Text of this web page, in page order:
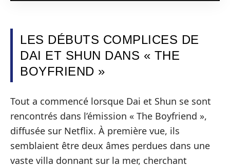
LES DÉBUTS COMPLICES DE
DAI ET SHUN DANS « THE
BOYFRIEND »
Tout a commencé lorsque Dai et Shun se sont
rencontrés dans l’émission « The Boyfriend »,
diffusée sur Netflix. À première vue, ils
semblaient être deux âmes perdues dans une
vaste villa donnant sur la mer, cherchant